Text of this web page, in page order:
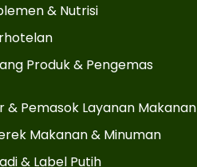
& Nutrisi
Produk & Pengemas
& Pemasok Layanan Makanan
Makanan & Minuman
& Label Putih